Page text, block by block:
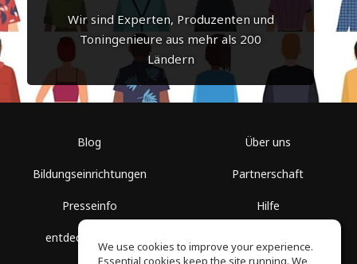
Wir sind Experten, Produzenten und
Toningenieure aus mehr als 200
Ländern
Blog
Bildungseinrichtungen
Presseinfo
entdecke Räume
Über uns
Partnerschaft
Hilfe
We use cookies to improve your experience.
Essential cookies keep the site running. We